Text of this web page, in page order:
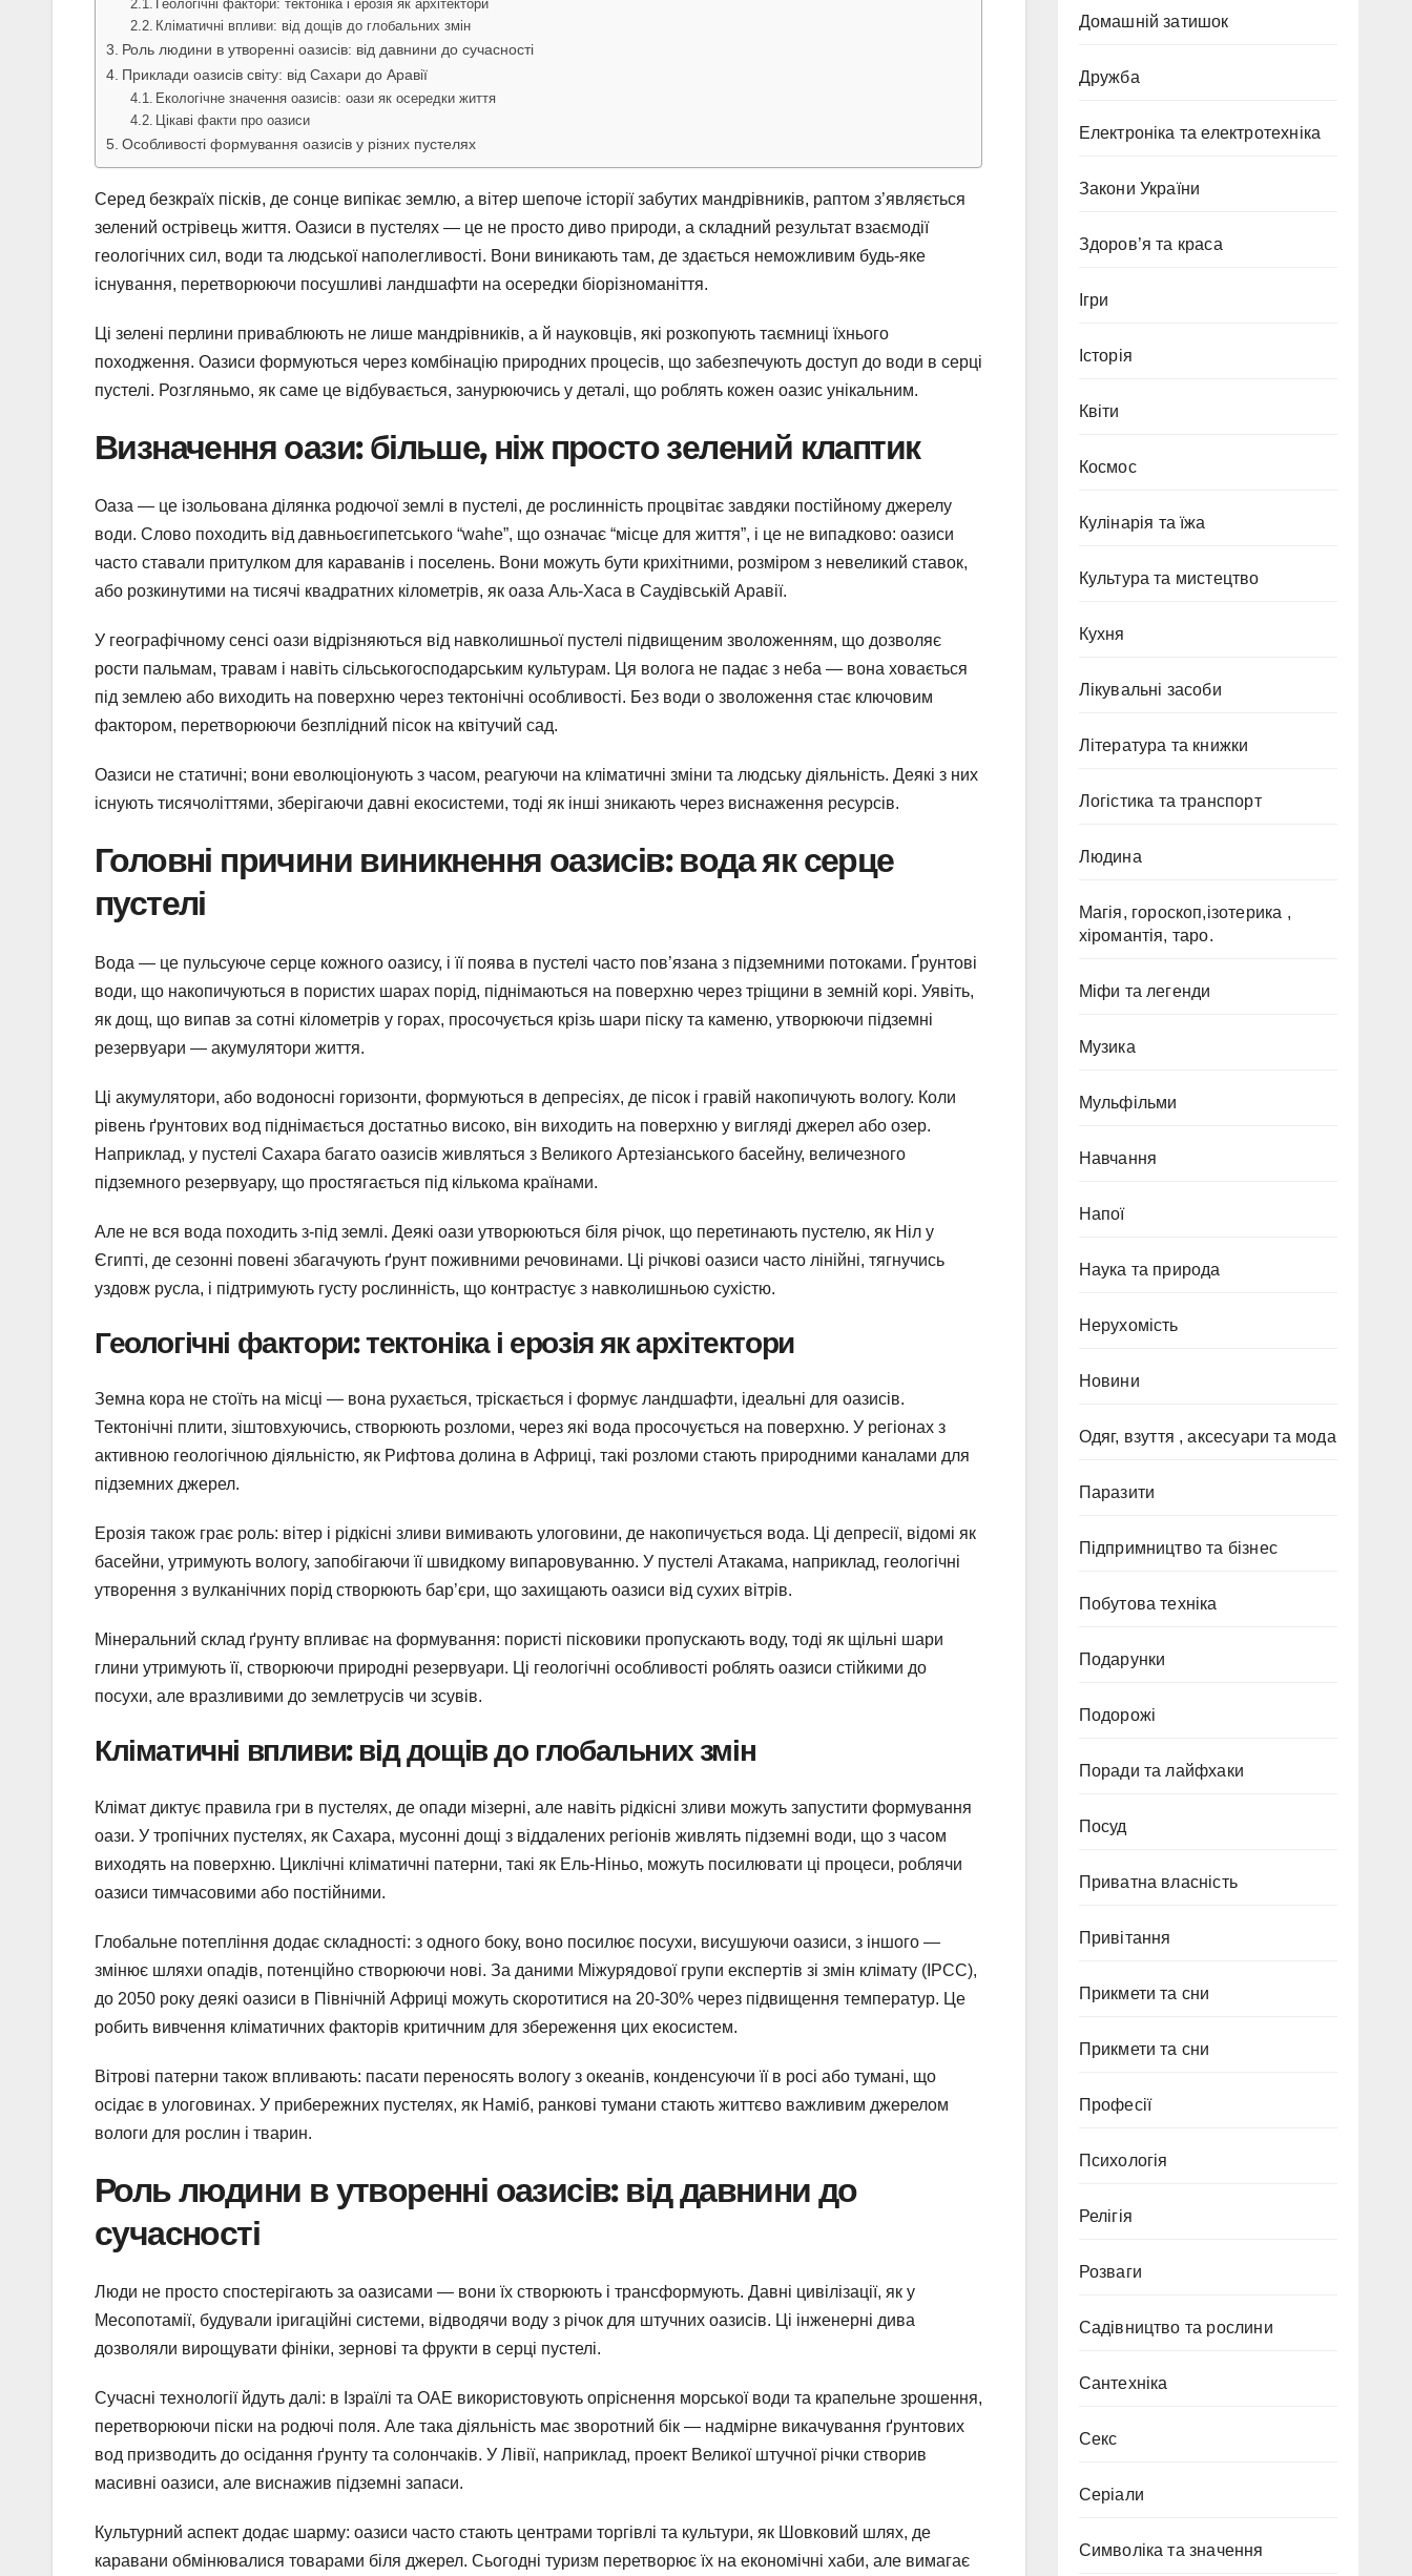
Геологічні фактори: тектоніка і ерозія як архітектори
Кліматичні впливи: від дощів до глобальних змін
Роль людини в утворенні оазисів: від давнини до сучасності
Приклади оазисів світу: від Сахари до Аравії
Екологічне значення оазисів: оази як осередки життя
Цікаві факти про оазиси
Особливості формування оазисів у різних пустелях
Серед безкраїх пісків, де сонце випікає землю, а вітер шепоче історії забутих мандрівників, раптом з’являється
зелений острівець життя. Оазиси в пустелях — це не просто диво природи, а складний результат взаємодії
геологічних сил, води та людської наполегливості. Вони виникають там, де здається неможливим будь-яке
існування, перетворюючи посушливі ландшафти на осередки біорізноманіття.
Ці зелені перлини приваблюють не лише мандрівників, а й науковців, які розкопують таємниці їхнього
походження. Оазиси формуються через комбінацію природних процесів, що забезпечують доступ до води в серці
пустелі. Розгляньмо, як саме це відбувається, занурюючись у деталі, що роблять кожен оазис унікальним.
Визначення оази: більше, ніж просто зелений клаптик
Оаза — це ізольована ділянка родючої землі в пустелі, де рослинність процвітає завдяки постійному джерелу
води. Слово походить від давньоєгипетського “wahe”, що означає “місце для життя”, і це не випадково: оазиси
часто ставали притулком для караванів і поселень. Вони можуть бути крихітними, розміром з невеликий ставок,
або розкинутими на тисячі квадратних кілометрів, як оаза Аль-Хаса в Саудівській Аравії.
У географічному сенсі оази відрізняються від навколишньої пустелі підвищеним зволоженням, що дозволяє
рости пальмам, травам і навіть сільськогосподарським культурам. Ця волога не падає з неба — вона ховається
під землею або виходить на поверхню через тектонічні особливості. Без води о зволоження стає ключовим
фактором, перетворюючи безплідний пісок на квітучий сад.
Оазиси не статичні; вони еволюціонують з часом, реагуючи на кліматичні зміни та людську діяльність. Деякі з них
існують тисячоліттями, зберігаючи давні екосистеми, тоді як інші зникають через виснаження ресурсів.
Головні причини виникнення оазисів: вода як серце
пустелі
Вода — це пульсуюче серце кожного оазису, і її поява в пустелі часто пов’язана з підземними потоками. Ґрунтові
води, що накопичуються в пористих шарах порід, піднімаються на поверхню через тріщини в земній корі. Уявіть,
як дощ, що випав за сотні кілометрів у горах, просочується крізь шари піску та каменю, утворюючи підземні
резервуари — акумулятори життя.
Ці акумулятори, або водоносні горизонти, формуються в депресіях, де пісок і гравій накопичують вологу. Коли
рівень ґрунтових вод піднімається достатньо високо, він виходить на поверхню у вигляді джерел або озер.
Наприклад, у пустелі Сахара багато оазисів живляться з Великого Артезіанського басейну, величезного
підземного резервуару, що простягається під кількома країнами.
Але не вся вода походить з-під землі. Деякі оази утворюються біля річок, що перетинають пустелю, як Ніл у
Єгипті, де сезонні повені збагачують ґрунт поживними речовинами. Ці річкові оазиси часто лінійні, тягнучись
уздовж русла, і підтримують густу рослинність, що контрастує з навколишньою сухістю.
Геологічні фактори: тектоніка і ерозія як архітектори
Земна кора не стоїть на місці — вона рухається, тріскається і формує ландшафти, ідеальні для оазисів.
Тектонічні плити, зіштовхуючись, створюють розломи, через які вода просочується на поверхню. У регіонах з
активною геологічною діяльністю, як Рифтова долина в Африці, такі розломи стають природними каналами для
підземних джерел.
Ерозія також грає роль: вітер і рідкісні зливи вимивають улоговини, де накопичується вода. Ці депресії, відомі як
басейни, утримують вологу, запобігаючи її швидкому випаровуванню. У пустелі Атакама, наприклад, геологічні
утворення з вулканічних порід створюють бар’єри, що захищають оазиси від сухих вітрів.
Мінеральний склад ґрунту впливає на формування: пористі пісковики пропускають воду, тоді як щільні шари
глини утримують її, створюючи природні резервуари. Ці геологічні особливості роблять оазиси стійкими до
посухи, але вразливими до землетрусів чи зсувів.
Кліматичні впливи: від дощів до глобальних змін
Клімат диктує правила гри в пустелях, де опади мізерні, але навіть рідкісні зливи можуть запустити формування
оази. У тропічних пустелях, як Сахара, мусонні дощі з віддалених регіонів живлять підземні води, що з часом
виходять на поверхню. Циклічні кліматичні патерни, такі як Ель-Ніньо, можуть посилювати ці процеси, роблячи
оазиси тимчасовими або постійними.
Глобальне потепління додає складності: з одного боку, воно посилює посухи, висушуючи оазиси, з іншого —
змінює шляхи опадів, потенційно створюючи нові. За даними Міжурядової групи експертів зі змін клімату (IPCC),
до 2050 року деякі оазиси в Північній Африці можуть скоротитися на 20-30% через підвищення температур. Це
робить вивчення кліматичних факторів критичним для збереження цих екосистем.
Вітрові патерни також впливають: пасати переносять вологу з океанів, конденсуючи її в росі або тумані, що
осідає в улоговинах. У прибережних пустелях, як Наміб, ранкові тумани стають життєво важливим джерелом
вологи для рослин і тварин.
Роль людини в утворенні оазисів: від давнини до
сучасності
Люди не просто спостерігають за оазисами — вони їх створюють і трансформують. Давні цивілізації, як у
Месопотамії, будували іригаційні системи, відводячи воду з річок для штучних оазисів. Ці інженерні дива
дозволяли вирощувати фініки, зернові та фрукти в серці пустелі.
Сучасні технології йдуть далі: в Ізраїлі та ОАЕ використовують опріснення морської води та крапельне зрошення,
перетворюючи піски на родючі поля. Але така діяльність має зворотний бік — надмірне викачування ґрунтових
вод призводить до осідання ґрунту та солончаків. У Лівії, наприклад, проект Великої штучної річки створив
масивні оазиси, але виснажив підземні запаси.
Культурний аспект додає шарму: оазиси часто стають центрами торгівлі та культури, як Шовковий шлях, де
каравани обмінювалися товарами біля джерел. Сьогодні туризм перетворює їх на економічні хаби, але вимагає
Домашній затишок
Дружба
Електроніка та електротехніка
Закони України
Здоров’я та краса
Ігри
Історія
Квіти
Космос
Кулінарія та їжа
Культура та мистецтво
Кухня
Лікувальні засоби
Література та книжки
Логістика та транспорт
Людина
Магія, гороскоп,ізотерика ,
хіромантія, таро.
Міфи та легенди
Музика
Мульфільми
Навчання
Напої
Наука та природа
Нерухомість
Новини
Одяг, взуття , аксесуари та мода
Паразити
Підпримництво та бізнес
Побутова техніка
Подарунки
Подорожі
Поради та лайфхаки
Посуд
Приватна власність
Привітання
Прикмети та сни
Прикмети та сни
Професії
Психологія
Релігія
Розваги
Садівництво та рослини
Сантехніка
Секс
Серіали
Символіка та значення